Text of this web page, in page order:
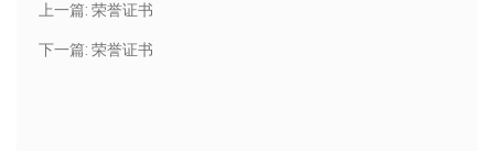
上一篇: 荣誉证书
下一篇: 荣誉证书